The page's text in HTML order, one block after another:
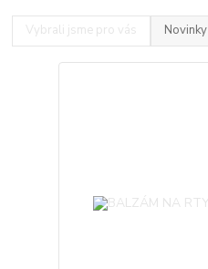
Vybrali jsme pro vás Novinky